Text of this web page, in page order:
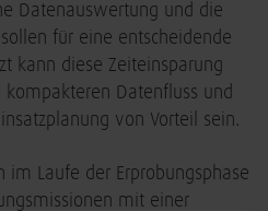
Datenauswertung und die
für eine entscheidende
kann diese Zeiteinsparung
Datenfluss und
von Vorteil sein.
im Laufe der Erprobungsphase
mit einer